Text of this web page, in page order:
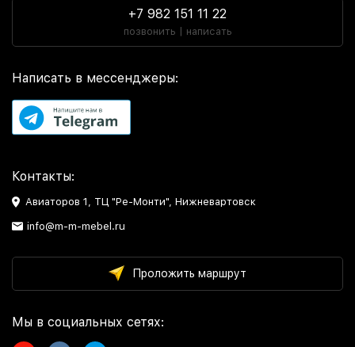
+7 982 151 11 22
позвонить | написать
Написать в мессенджеры:
Контакты:
Авиаторов 1, ТЦ "Ре-Монти", Нижневартовск
info@m-m-mebel.ru
Проложить маршрут
Мы в социальных сетях: